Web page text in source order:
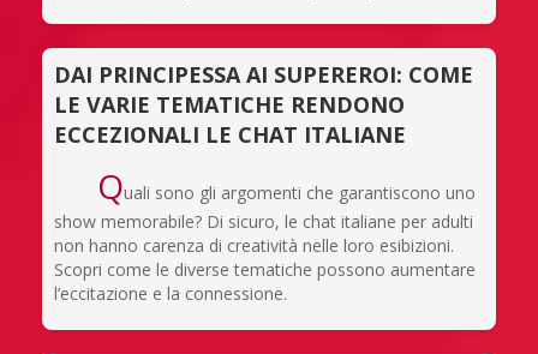
DAI PRINCIPESSA AI SUPEREROI: COME
LE VARIE TEMATICHE RENDONO
ECCEZIONALI LE CHAT ITALIANE
Quali sono gli argomenti che garantiscono uno
show memorabile? Di sicuro, le chat italiane per adulti
non hanno carenza di creatività nelle loro esibizioni.
Scopri come le diverse tematiche possono aumentare
l’eccitazione e la connessione.